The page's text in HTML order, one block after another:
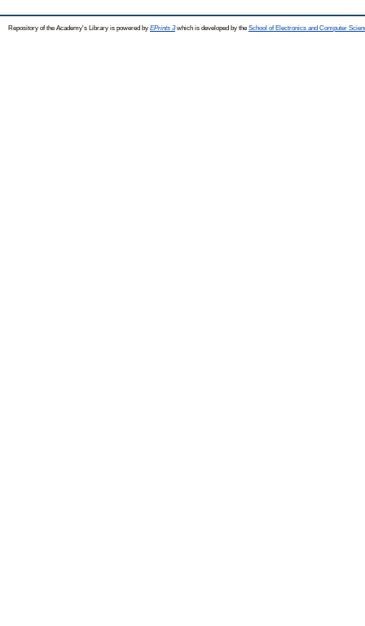
Repository of the Academy's Library is powered by EPrints 3which is developed by the School of Electronics and Computer